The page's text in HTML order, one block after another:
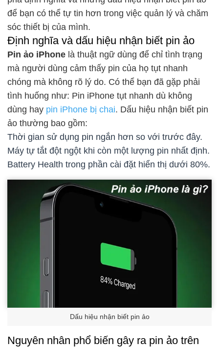
để bạn có thể tự tin hơn trong việc quản lý và chăm
sóc thiết bị của mình.
Định nghĩa và dấu hiệu nhận biết pin ảo
Pin ảo iPhone là thuật ngữ dùng để chỉ tình trạng
mà người dùng cảm thấy pin của họ tụt nhanh
chóng mà không rõ lý do. Có thể bạn đã gặp phải
tình huống như: Pin iPhone tụt nhanh dù không
dùng hay pin iPhone bị chai. Dấu hiệu nhận biết pin
ảo thường bao gồm:
Thời gian sử dụng pin ngắn hơn so với trước đây.
Máy tự tắt đột ngột khi còn một lượng pin nhất định.
Battery Health trong phần cài đặt hiển thị dưới 80%.
Dấu hiệu nhận biết pin ảo
Nguyên nhân phổ biến gây ra pin ảo trên